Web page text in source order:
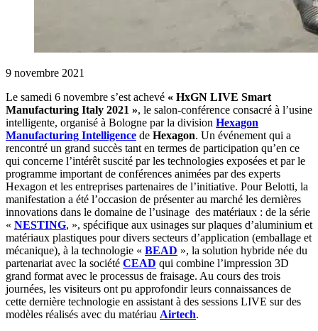
9 novembre 2021
Le samedi 6 novembre s’est achevé « HxGN LIVE Smart
Manufacturing Italy 2021 », le salon-conférence consacré à l’usine
intelligente, organisé à Bologne par la division Hexagon
Manufacturing Intelligence de Hexagon. Un événement qui a
rencontré un grand succès tant en termes de participation qu’en ce
qui concerne l’intérêt suscité par les technologies exposées et par le
programme important de conférences animées par des experts
Hexagon et les entreprises partenaires de l’initiative. Pour Belotti, la
manifestation a été l’occasion de présenter au marché les dernières
innovations dans le domaine de l’usinage des matériaux : de la série
« NESTING, », spécifique aux usinages sur plaques d’aluminium et
matériaux plastiques pour divers secteurs d’application (emballage et
mécanique), à la technologie « BEAD », la solution hybride née du
partenariat avec la société CEAD qui combine l’impression 3D
grand format avec le processus de fraisage. Au cours des trois
journées, les visiteurs ont pu approfondir leurs connaissances de
cette dernière technologie en assistant à des sessions LIVE sur des
modèles réalisés avec du matériau Airtech.